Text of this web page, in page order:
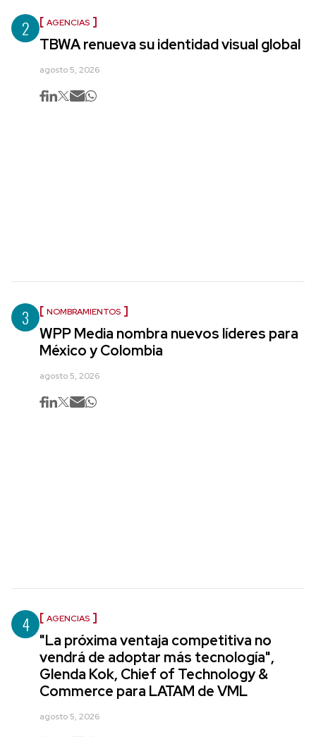
2 AGENCIAS
TBWA renueva su identidad visual global
agosto 5, 2026
3 NOMBRAMIENTOS
WPP Media nombra nuevos líderes para
México y Colombia
agosto 5, 2026
4 AGENCIAS
"La próxima ventaja competitiva no
vendrá de adoptar más tecnología",
Glenda Kok, Chief of Technology &
Commerce para LATAM de VML
agosto 5, 2026